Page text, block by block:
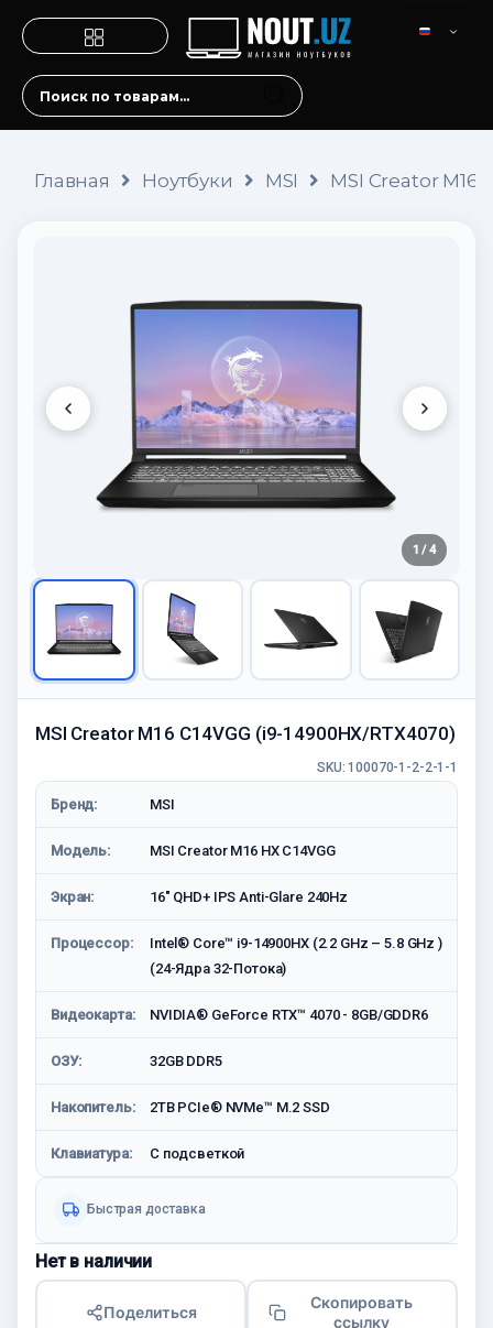
Главная Ноутбуки MSI MSI Creator M16
1 / 4
MSI Creator M16 C14VGG (i9-14900HX/RTX4070)
SKU: 100070-1-2-2-1-1
Бренд: MSI
Модель: MSI Creator M16 HX C14VGG
Экран: 16" QHD+ IPS Anti-Glare 240Hz
Процессор:
Intel® Core™ i9-14900HX (2.2 GHz – 5.8 GHz )
(24-Ядра 32-Потока)
Видеокарта: NVIDIA® GeForce RTX™ 4070 - 8GB/GDDR6
ОЗУ: 32GB DDR5
Накопитель: 2TB PCIe® NVMe™ M.2 SSD
Клавиатура: C подсветкой
Быстрая доставка
Нет в наличии
Поделиться
Скопировать
ссылку